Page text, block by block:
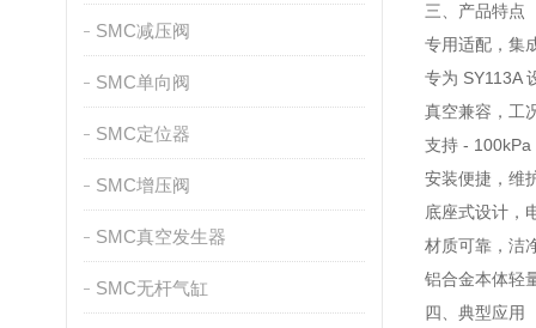
SMC减压阀
SMC单向阀
SMC定位器
SMC增压阀
SMC真空发生器
SMC无杆气缸
三、产品特点
专用适配，集
专为 SY113A
真空兼容，工
支持 - 100kPa
安装便捷，维
底座式设计，
材质可靠，洁
铝合金本体轻
四、典型应用